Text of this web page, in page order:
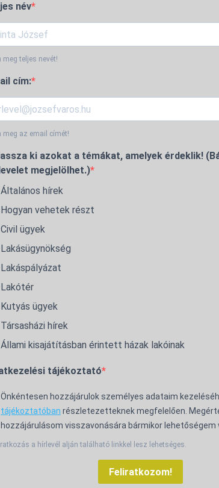
név
meg teljes nevét!
cím:
meg az email címét!
ki azokat a témákat, amelyek érdeklik!
megjelölhet.)
Általános hírek
Hogyan vehetek részt
Civil ügyek
Lakásügynökség
Lakáspályázat
Lakótér
Kutyás ügyek
Társasházi hírek
Állami kisajátításban érintett házak lakóinak
tájékoztató
Önkéntesen hozzájárulok személyes adataim
tájékoztatóban részletezetteknek megfelelően.
hozzájárulásom visszavonására bármikor lehetőségem
a hírlevél alján található linkkel lesz lehetséges.
Feliratkozom!